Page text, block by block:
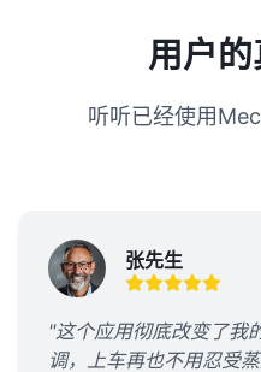
用户
听听已经使用
张先生
"这个应用彻底改变了我
调，上车再也不用忍受